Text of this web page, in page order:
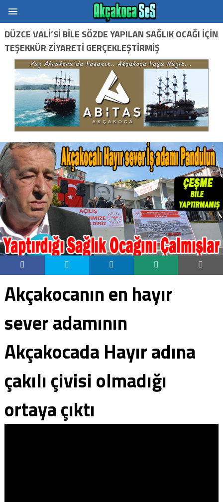
DÜZCE VALI’SI BILE SÖZDE YAPILAN SAĞLIK OCAĞI IÇIN
TEŞEKKÜR ZIYARETI GERÇEKLEŞTIRMIŞ
Akçakocanın en hayır
sever adamının
Akçakocada Hayır adına
çakılı çivisi olmadığı
ortaya çıktı